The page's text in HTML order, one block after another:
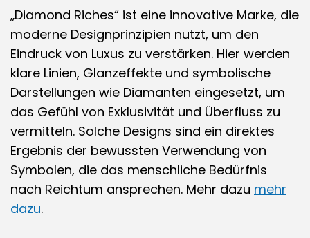
„Diamond Riches“ ist eine innovative Marke, die
moderne Designprinzipien nutzt, um den
Eindruck von Luxus zu verstärken. Hier werden
klare Linien, Glanzeffekte und symbolische
Darstellungen wie Diamanten eingesetzt, um
das Gefühl von Exklusivität und Überfluss zu
vermitteln. Solche Designs sind ein direktes
Ergebnis der bewussten Verwendung von
Symbolen, die das menschliche Bedürfnis
nach Reichtum ansprechen. Mehr dazu mehr
dazu.